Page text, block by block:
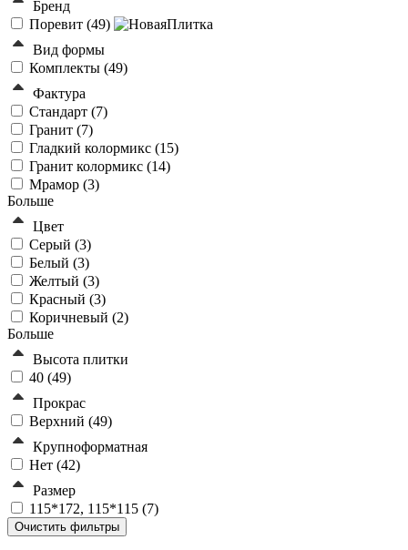
Бренд
Поревит (49)
Вид формы
Комплекты (49)
Фактура
Стандарт (7)
Гранит (7)
Гладкий колормикс (15)
Гранит колормикс (14)
Мрамор (3)
Больше
Цвет
Серый (3)
Белый (3)
Желтый (3)
Красный (3)
Коричневый (2)
Больше
Высота плитки
40 (49)
Прокрас
Верхний (49)
Крупноформатная
Нет (42)
Размер
115*172, 115*115 (7)